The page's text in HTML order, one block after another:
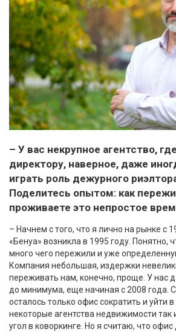
– У вас некрупное агентство,
директору, наверное, даже
играть роль дежурного
Поделитесь опытом: как
проживаете это непростое
– Начнем с того, что я лично на рынке с
«Бенуа» возникла в 1995 году. Понятно,
много чего пережили и уже
Компания небольшая, издержки
переживать нам, конечно, проще. У нас
до минимума, еще начиная с 2008 года.
осталось только офис сократить и уйти
некоторые агентства недвижимости
угол в коворкинге. Но я считаю, что